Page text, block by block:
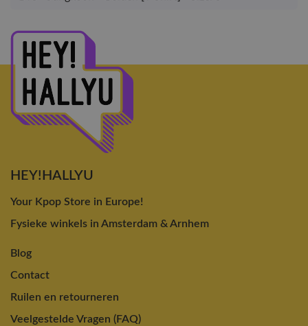
HEY!HALLYU
Your Kpop Store in Europe!
Fysieke winkels in Amsterdam & Arnhem
Blog
Contact
Ruilen en retourneren
Veelgestelde Vragen (FAQ)